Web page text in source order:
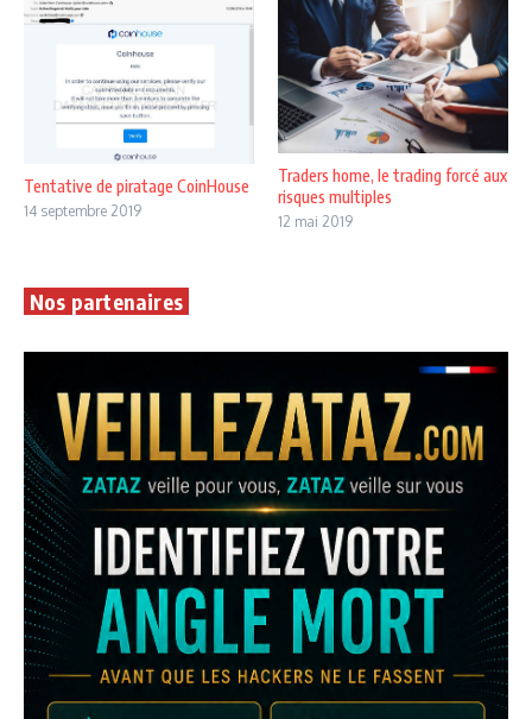
Tentative de piratage CoinHouse
14 septembre 2019
Traders home, le trading forcé aux
risques multiples
12 mai 2019
Nos partenaires